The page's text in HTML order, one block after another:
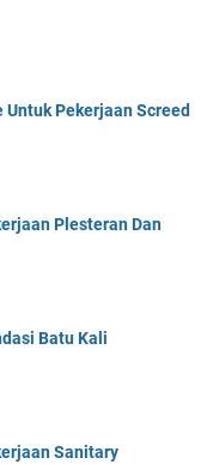
Pekerjaan Screed
Plesteran Dan
Batu Kali
Sanitary